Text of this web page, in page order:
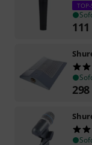
TOP-
111
298